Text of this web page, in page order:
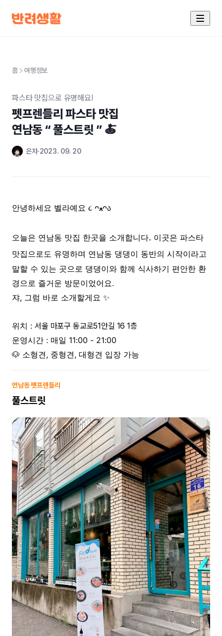
홈 여행정보
파스타 맛집으로 유명해요!
펫프렌들리 파스타 맛집
연남동 “ 풀스트릿 ” 🍝
은자 2023. 09. 20
안녕하세요 벨라예요 ૮ ᴖﻌᴖა
오늘은 연남동 맛집 한곳을 소개합니다. 이곳은 파스타
맛집으로도 유명하며 연남동 댕댕이 동반의 시작이라고
말할 수 있는 곳으로 댕댕이와 함께 식사하기 편안한 환
경으로 즐거운 방문이었어요.
쟈, 그럼 바로 소개할게요 ✨
위치 : 서울 마포구 동교로51안길 16 1층
운영시간 : 매일 11:00 - 21:00
🐶 소형견, 중형견, 대형견 입장 가능
연남동 펫프렌들리
풀스트릿